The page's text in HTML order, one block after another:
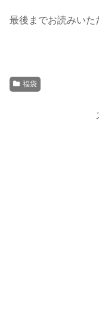
最後までお読みいた
福袋